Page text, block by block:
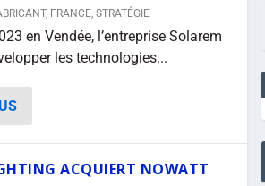
, FRANCE, STRATÉGIE
en Vendée, l’entreprise Solarem
les technologies...
ACQUIERT NOWATT